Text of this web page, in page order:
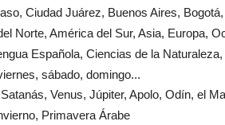
Ciudad Juárez, Buenos Aires,
Norte, América del Sur, Asia, Europa,
Española, Ciencias de la Naturaleza,
sábado, domingo...
Venus, Júpiter, Apolo, Odín, el
Primavera Árabe